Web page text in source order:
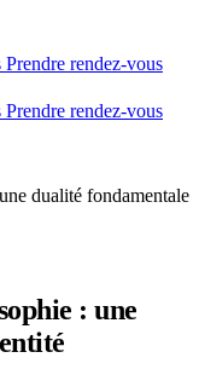
Prendre rendez-vous
Prendre rendez-vous
dualité fondamentale
: une